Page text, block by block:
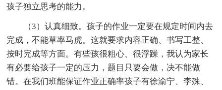
孩子独立思考的能力。
（3）认真细致。孩子的作业一定要在规定时间内去
完成，不能草率马虎。这就要求内容正确、书写工整、
按时完成等方面。有些孩很粗心、很浮躁，我认为家长
有必要给孩子一定的压力，题目只要会做，决不能做
错。在我们班能保证作业正确率孩子有徐渝宁、李殊、